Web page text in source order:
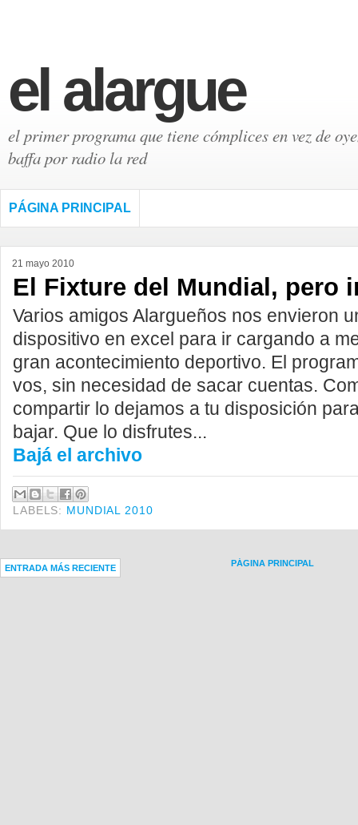
el alargue
el primer programa que tiene cómplices en vez de
baffa por radio la red
PÁGINA PRINCIPAL
21 mayo 2010
El Fixture del Mundial, pero
Varios amigos Alargueños nos envieron
dispositivo en excel para ir cargando a
gran acontecimiento deportivo. El
vos, sin necesidad de sacar cuentas.
compartir lo dejamos a tu disposición
bajar. Que lo disfrutes...
Bajá el archivo
LABELS: MUNDIAL 2010
ENTRADA MÁS RECIENTE PÁGINA PRINCIPAL